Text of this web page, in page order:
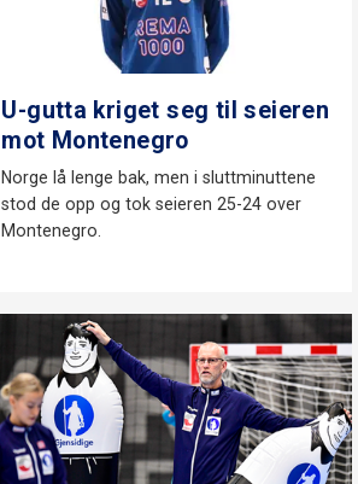
U-gutta kriget seg til seieren
mot Montenegro
Norge lå lenge bak, men i sluttminuttene
stod de opp og tok seieren 25-24 over
Montenegro.